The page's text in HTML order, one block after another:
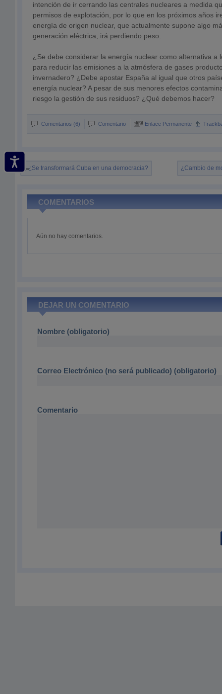
intención de ir cerrando las centrales nucleares a medida
permisos de explotación, por lo que en los próximos años
energía de origen nuclear, que actualmente supone algo
generación eléctrica, irá perdiendo peso.
¿Se debe considerar la energía nuclear como alternativa a
para reducir las emisiones a la atmósfera de gases
invernadero? ¿Debe apostar España al igual que otros
energía nuclear? A pesar de sus menores efectos
riesgo la gestión de sus residuos? ¿Qué debemos hacer?
Comentarios (6) Comentario Enlace Permanente
¿Se transformará Cuba en una democracia? ¿Cambio de
COMENTARIOS
Aún no hay comentarios.
DEJAR UN COMENTARIO
Nombre (obligatorio)
Correo Electrónico (no será publicado) (obligatorio)
Comentario